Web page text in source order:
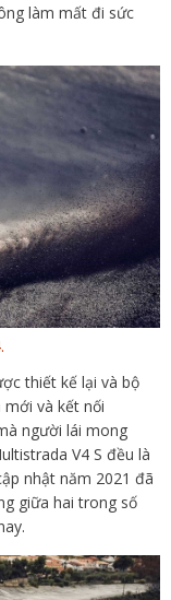
làm mất đi sức
thiết kế lại và bộ
mới và kết nối
người lái mong
V4 S đều là
nhật năm 2021 đã
giữa hai trong số